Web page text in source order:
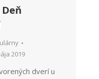
2019
dverí u